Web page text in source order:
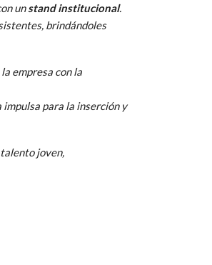
unstand institucional.
brindándoles
empresa con la
para la inserción y
joven,